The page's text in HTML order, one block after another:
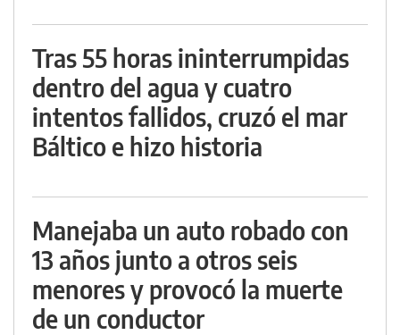
Tras 55 horas ininterrumpidas
dentro del agua y cuatro
intentos fallidos, cruzó el mar
Báltico e hizo historia
Manejaba un auto robado con
13 años junto a otros seis
menores y provocó la muerte
de un conductor